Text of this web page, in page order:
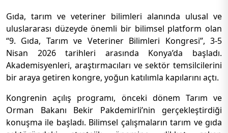
Gıda, tarım ve veteriner bilimleri alanında ulusal ve
uluslararası düzeyde önemli bir bilimsel platform olan
“9. Gıda, Tarım ve Veteriner Bilimleri Kongresi”, 3-5
Nisan 2026 tarihleri arasında Konya’da başladı.
Akademisyenleri, araştırmacıları ve sektör temsilcilerini
bir araya getiren kongre, yoğun katılımla kapılarını açtı.
Kongrenin açılış programı, önceki dönem Tarım ve
Orman Bakanı Bekir Pakdemirli’nin gerçekleştirdiği
konuşma ile başladı. Bilimsel çalışmaların tarım ve gıda